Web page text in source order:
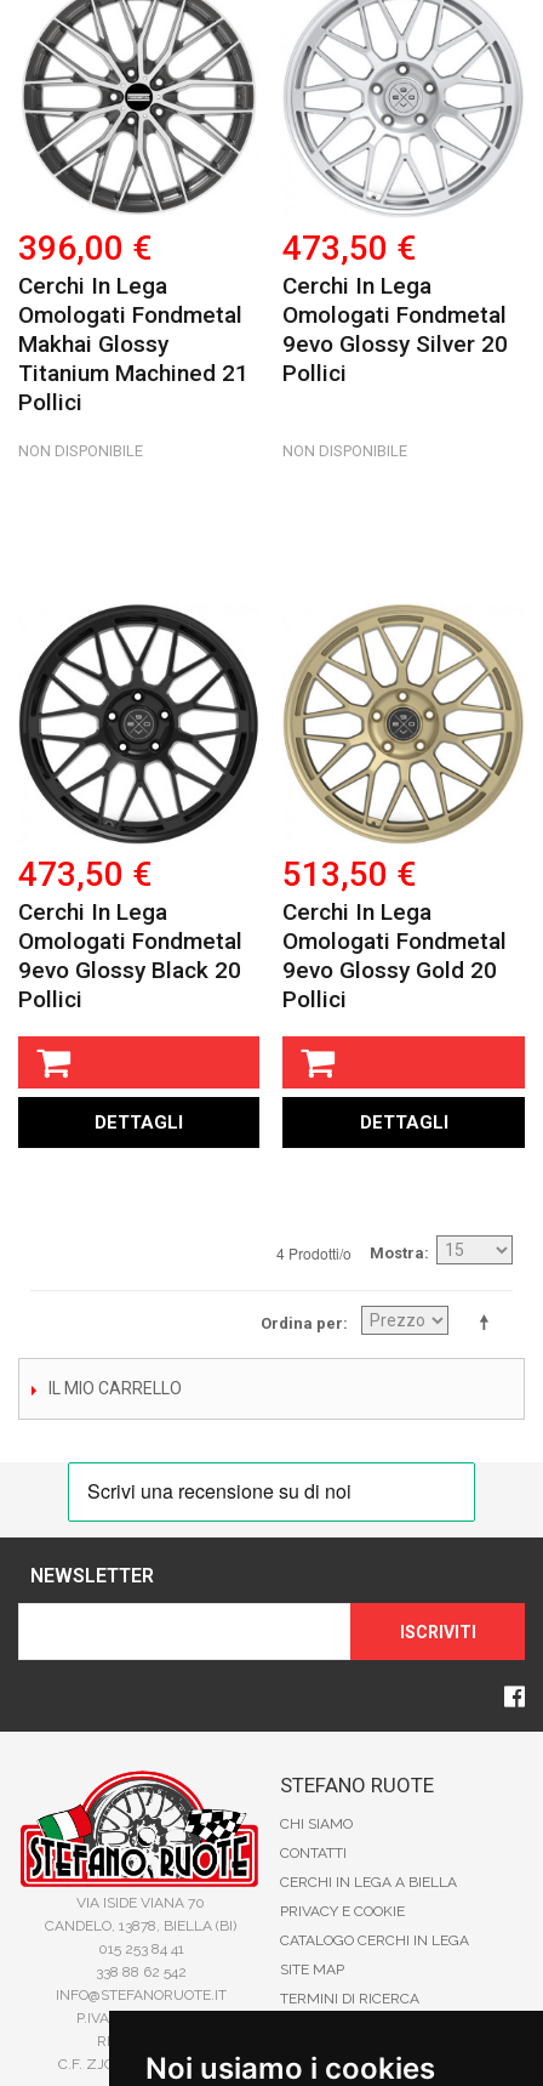
Noi usiamo i cookies
396,00 €
Cerchi In Lega
Omologati Fondmetal
Makhai Glossy
Titanium Machined 21
Pollici
NON DISPONIBILE
473,50 €
Cerchi In Lega
Omologati Fondmetal
9evo Glossy Silver 20
Pollici
NON DISPONIBILE
473,50 €
Cerchi In Lega
Omologati Fondmetal
9evo Glossy Black 20
Pollici
DETTAGLI
513,50 €
Cerchi In Lega
Omologati Fondmetal
9evo Glossy Gold 20
Pollici
DETTAGLI
4 Prodotti/o Mostra
Ordina per
IL MIO CARRELLO
NEWSLETTER
ISCRIVITI
VIA ISIDE VIANA 70
CANDELO, 13878, BIELLA (BI)
015 253 84 41
338 88 62 542
INFO@STEFANORUOTE.IT
P.IVA 02525900029
REA BI193453
C.F. ZJOSFN73H14A859X
STEFANO RUOTE
CHI SIAMO
CONTATTI
CERCHI IN LEGA A BIELLA
PRIVACY E COOKIE
CATALOGO CERCHI IN LEGA
SITE MAP
TERMINI DI RICERCA